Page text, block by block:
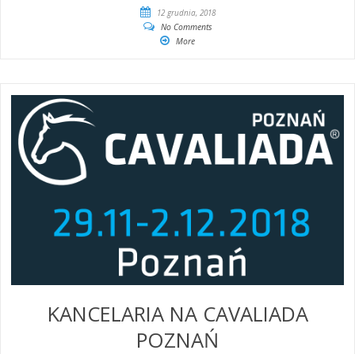
12 grudnia, 2018
No Comments
More
KANCELARIA NA CAVALIADA
POZNAŃ